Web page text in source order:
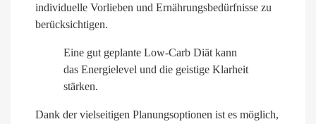
individuelle Vorlieben und Ernährungsbedürfnisse zu
berücksichtigen.
Eine gut geplante Low-Carb Diät kann
das Energielevel und die geistige Klarheit
stärken.
Dank der vielseitigen Planungsoptionen ist es möglich,